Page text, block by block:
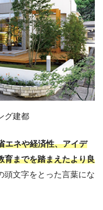
グ建都
エネや経済性、アイデ
育までを踏まえたより良
頭文字をとった言葉にな